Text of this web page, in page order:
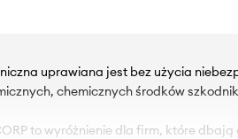
uprawiana jest bez użycia
chemicznych środków
to wyróżnienie dla firm, które